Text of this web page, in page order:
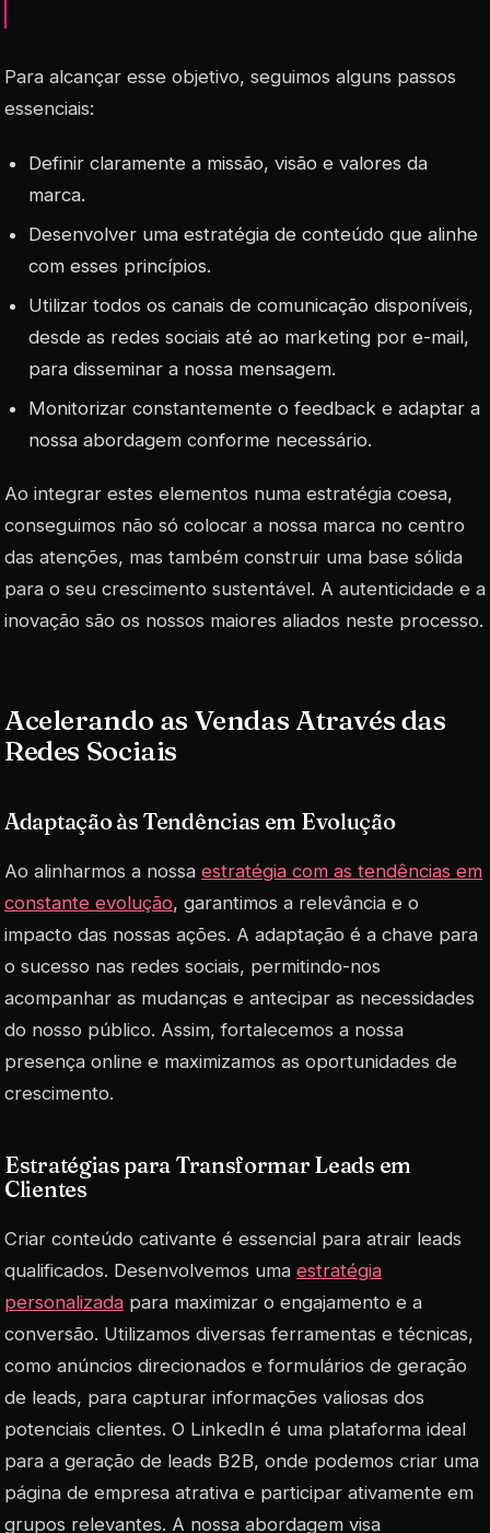
Para alcançar esse objetivo, seguimos alguns passos
essenciais:
Definir claramente a missão, visão e valores da
marca.
Desenvolver uma estratégia de conteúdo que alinhe
com esses princípios.
Utilizar todos os canais de comunicação disponíveis,
desde as redes sociais até ao marketing por e-mail,
para disseminar a nossa mensagem.
Monitorizar constantemente o feedback e adaptar a
nossa abordagem conforme necessário.
Ao integrar estes elementos numa estratégia coesa,
conseguimos não só colocar a nossa marca no centro
das atenções, mas também construir uma base sólida
para o seu crescimento sustentável. A autenticidade e a
inovação são os nossos maiores aliados neste processo.
Acelerando as Vendas Através das
Redes Sociais
Adaptação às Tendências em Evolução
Ao alinharmos a nossa estratégia com as tendências em
constante evolução, garantimos a relevância e o
impacto das nossas ações. A adaptação é a chave para
o sucesso nas redes sociais, permitindo-nos
acompanhar as mudanças e antecipar as necessidades
do nosso público. Assim, fortalecemos a nossa
presença online e maximizamos as oportunidades de
crescimento.
Estratégias para Transformar Leads em
Clientes
Criar conteúdo cativante é essencial para atrair leads
qualificados. Desenvolvemos uma estratégia
personalizada para maximizar o engajamento e a
conversão. Utilizamos diversas ferramentas e técnicas,
como anúncios direcionados e formulários de geração
de leads, para capturar informações valiosas dos
potenciais clientes. O LinkedIn é uma plataforma ideal
para a geração de leads B2B, onde podemos criar uma
página de empresa atrativa e participar ativamente em
grupos relevantes. A nossa abordagem visa